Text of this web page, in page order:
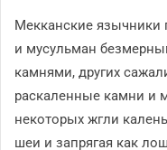
Мекканские язычники
и мусульман
камнями, других
раскаленные камни и
некоторых жгли
шеи и запрягая как